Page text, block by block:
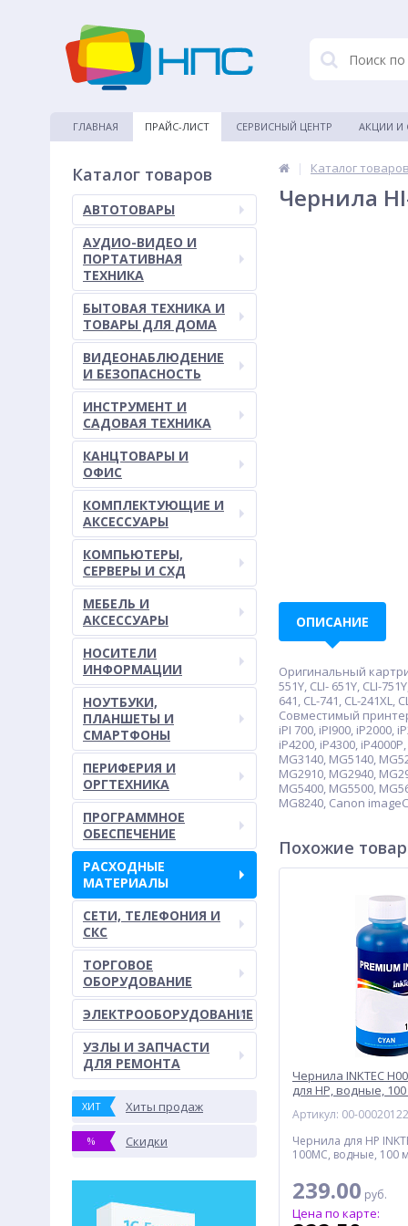
ГЛАВНАЯ ПРАЙС-ЛИСТ СЕРВИСНЫЙ ЦЕНТР АКЦИИ И
Каталог товаров
АВТОТОВАРЫ
АУДИО-ВИДЕО И
ПОРТАТИВНАЯ
ТЕХНИКА
БЫТОВАЯ ТЕХНИКА И
ТОВАРЫ ДЛЯ ДОМА
ВИДЕОНАБЛЮДЕНИЕ
И БЕЗОПАСНОСТЬ
ИНСТРУМЕНТ И
САДОВАЯ ТЕХНИКА
КАНЦТОВАРЫ И
ОФИС
КОМПЛЕКТУЮЩИЕ И
АКСЕССУАРЫ
КОМПЬЮТЕРЫ,
СЕРВЕРЫ И СХД
МЕБЕЛЬ И
АКСЕССУАРЫ
НОСИТЕЛИ
ИНФОРМАЦИИ
НОУТБУКИ,
ПЛАНШЕТЫ И
СМАРТФОНЫ
ПЕРИФЕРИЯ И
ОРГТЕХНИКА
ПРОГРАММНОЕ
ОБЕСПЕЧЕНИЕ
РАСХОДНЫЕ
МАТЕРИАЛЫ
СЕТИ, ТЕЛЕФОНИЯ И
СКС
ТОРГОВОЕ
ОБОРУДОВАНИЕ
ЭЛЕКТРООБОРУДОВАНИЕ
УЗЛЫ И ЗАПЧАСТИ
ДЛЯ РЕМОНТА
ХИТ Хиты продаж
% Скидки
| Каталог товаров
Чернила
ОПИСАНИЕ
Оригинальный
551Y, CLI- 651Y, CLI-
641, CL-741, CL-241XL,
Совместимый
iPI 700, iPI900, iP2000,
iP4200, iP4300,
MG3140, MG5140,
MG2910, MG2940,
MG5400, MG5500,
MG8240, Canon
Похожие
Чернила INKTEC
для HP, водные,
Артикул: 00-00020122
Чернила для HP
100MC, водные, 100
239.00 руб.
Цена по карте: